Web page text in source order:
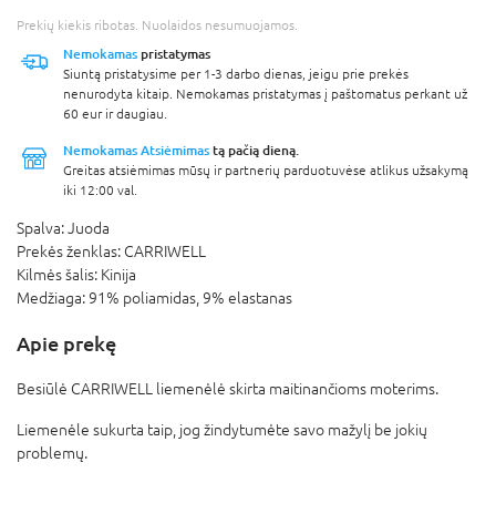
Prekių kiekis ribotas. Nuolaidos nesumuojamos.
Nemokamas pristatymas
Siuntą pristatysime per 1-3 darbo dienas, jeigu prie prekės
nenurodyta kitaip. Nemokamas pristatymas į paštomatus perkant už
60 eur ir daugiau.
Nemokamas Atsiėmimas tą pačią dieną.
Greitas atsiėmimas mūsų ir partnerių parduotuvėse atlikus užsakymą
iki 12:00 val.
Spalva:Juoda
Prekės ženklas: CARRIWELL
Kilmės šalis: Kinija
Medžiaga: 91% poliamidas, 9% elastanas
Apie prekę
Besiūlė CARRIWELL liemenėlė skirta maitinančioms moterims.
Liemenėle sukurta taip, jog žindytumėte savo mažylį be jokių
problemų.